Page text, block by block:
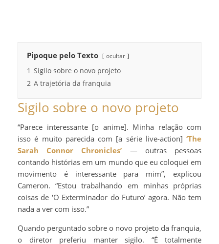
Pipoque pelo Texto ocultar
1 Sigilo sobre o novo projeto
2 A trajetória da franquia
Sigilo sobre o novo projeto
“Parece interessante [o anime]. Minha relação com
isso é muito parecida com [a série live-action] ‘The
Sarah Connor Chronicles’ — outras pessoas
contando histórias em um mundo que eu coloquei em
movimento é interessante para mim”, explicou
Cameron. “Estou trabalhando em minhas próprias
coisas de ‘O Exterminador do Futuro’ agora. Não tem
nada a ver com isso.”
Quando perguntado sobre o novo projeto da franquia,
o diretor preferiu manter sigilo. “É totalmente